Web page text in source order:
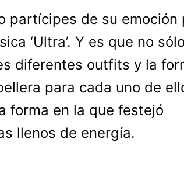
partícipes de su emoción
‘Ultra’. Y es que no sólo
diferentes outfits y la
para cada uno de
forma en la que festejó
llenos de energía.